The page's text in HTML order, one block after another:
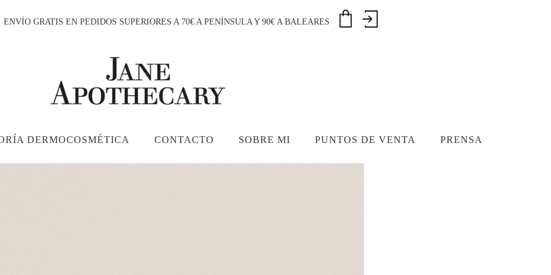
ENVÍO GRATIS EN PEDIDOS SUPERIORES A 70€ A PENÍNSULA Y 90€ A BALEARES
DERMOCOSMÉTICA CONTACTO SOBRE MI PUNTOS DE VENTA PRENSA